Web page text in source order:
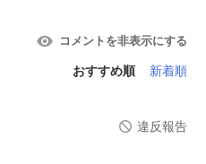
コメントを非表示にする
おすすめ順 新着順
違反報告